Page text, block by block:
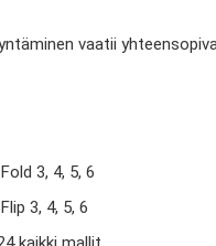
vaatii
3, 4, 5, 6
3, 4, 5, 6